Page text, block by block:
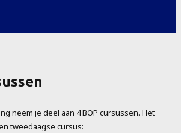
neem je deel aan 4 BOP cursussen. Het
tweedaagse cursus: